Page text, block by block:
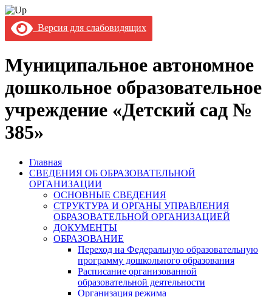
Версия для слабовидящих
Муниципальное автономное
дошкольное образовательное
учреждение «Детский сад №
385»
Главная
СВЕДЕНИЯ ОБ ОБРАЗОВАТЕЛЬНОЙ
ОРГАНИЗАЦИИ
ОСНОВНЫЕ СВЕДЕНИЯ
СТРУКТУРА И ОРГАНЫ УПРАВЛЕНИЯ
ОБРАЗОВАТЕЛЬНОЙ ОРГАНИЗАЦИЕЙ
ДОКУМЕНТЫ
ОБРАЗОВАНИЕ
Переход на Федеральную образовательную
программу дошкольного образования
Расписание организованной
образовательной деятельности
Организация режима